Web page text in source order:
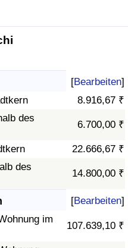
[Bearbeiten]
8.916,67 ₹
des
6.700,00 ₹
22.666,67 ₹
des
14.800,00 ₹
[Bearbeiten]
im
107.639,10 ₹
Land